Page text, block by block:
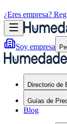
¿Eres empresa?
Soy empresa
Directorio de
Guías de
Blog